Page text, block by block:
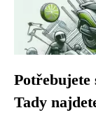
Potřebujete
Tady